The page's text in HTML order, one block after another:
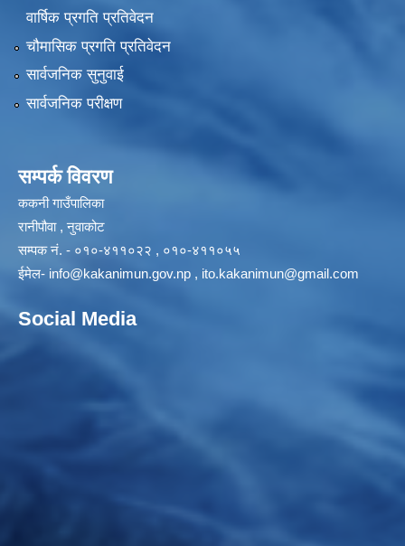
वार्षिक प्रगति प्रतिवेदन
चौमासिक प्रगति प्रतिवेदन
सार्वजनिक सुनुवाई
सार्वजनिक परीक्षण
सम्पर्क विवरण
ककनी गाउँपालिका
रानीपौवा , नुवाकोट
सम्पक नं. - ०१०-४११०२२ , ०१०-४११०५५
ईमेल- info@kakanimun.gov.np , ito.kakanimun@gmail.com
Social Media